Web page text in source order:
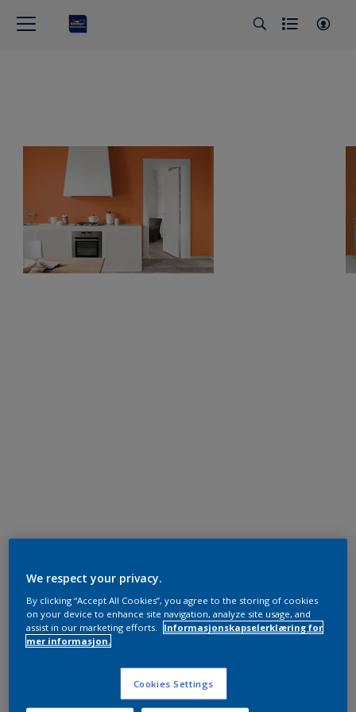
We respect your privacy.
By clicking “Accept All Cookies”, you agree to the storing of cookies
on your device to enhance site navigation, analyze site usage, and
assist in our marketing efforts.
Informasjonskapselerklæring for
mer informasjon.
Cookies Settings